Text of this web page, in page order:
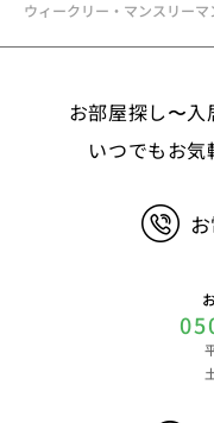
ウィークリー・マンスリー
お部屋探し〜入
いつでもお気